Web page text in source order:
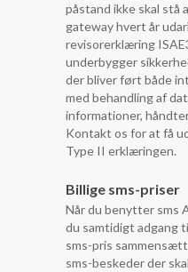
påstand ikke skal stå
gateway hvert år
revisorerklæring
underbygger
der bliver ført både
med behandling af
informationer,
Kontakt os for at få
Type II erklæringen.
Billige sms-priser
Når du benytter sms
du samtidigt adgang
sms-pris
sms-beskeder der